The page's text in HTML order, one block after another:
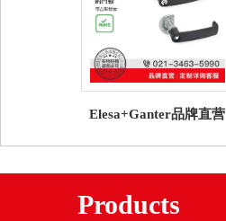
Elesa+Ganter品牌直营
的闩锁 带凸轮锁舌
Products